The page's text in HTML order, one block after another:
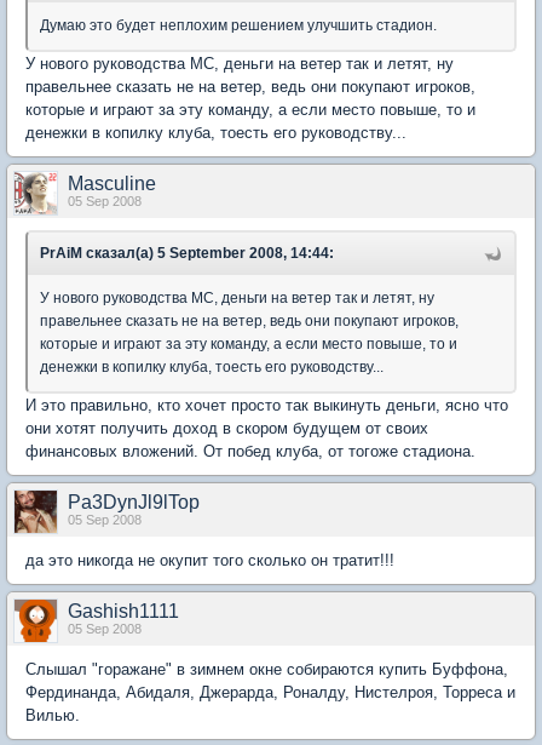
Думаю это будет неплохим решением улучшить стадион.
У нового руководства МС, деньги на ветер так и летят, ну
правельнее сказать не на ветер, ведь они покупают игроков,
которые и играют за эту команду, а если место повыше, то и
денежки в копилку клуба, тоесть его руководству...
Masculine
05 Sep 2008
PrAiM сказал(а) 5 September 2008, 14:44:
У нового руководства МС, деньги на ветер так и летят, ну
правельнее сказать не на ветер, ведь они покупают игроков,
которые и играют за эту команду, а если место повыше, то и
денежки в копилку клуба, тоесть его руководству...
И это правильно, кто хочет просто так выкинуть деньги, ясно что
они хотят получить доход в скором будущем от своих
финансовых вложений. От побед клуба, от тогоже стадиона.
Pa3DynJl9lTop
05 Sep 2008
да это никогда не окупит того сколько он тратит!!!
Gashish1111
05 Sep 2008
Слышал "горажане" в зимнем окне собираются купить Буффона,
Фердинанда, Абидаля, Джерарда, Роналду, Нистелроя, Торреса и
Вилью.